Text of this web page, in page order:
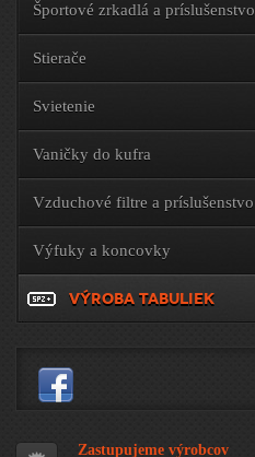
Športové zrkadlá a príslušenstvo
Stierače
Svietenie
Vaničky do kufra
Vzduchové filtre a príslušenstvo
Výfuky a koncovky
VÝROBA TABULIEK
Zastupujeme výrobcov